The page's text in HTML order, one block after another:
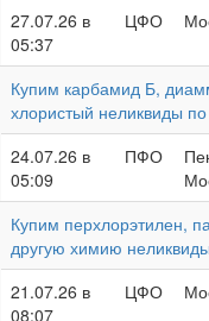
27.07.26 в
05:37
ЦФО
Купим карбамид Б,
хлористый неликвиды
24.07.26 в
05:09
ПФО
Купим перхлорэтилен,
другую химию
21.07.26 в
08:07
ЦФО